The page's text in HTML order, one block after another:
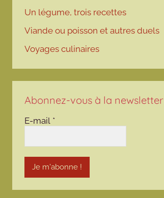
Un légume, trois recettes
Viande ou poisson et autres duels
Voyages culinaires
Abonnez-vous à la newsletter
E-mail *